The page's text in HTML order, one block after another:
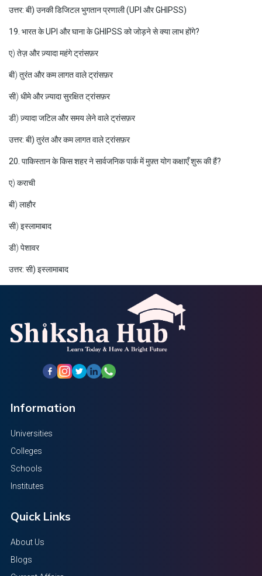
उत्तर: बी) उनकी डिजिटल भुगतान प्रणाली (UPI और GHIPSS)
19. भारत के UPI और घाना के GHIPSS को जोड़ने से क्या लाभ होंगे?
ए) तेज़ और ज़्यादा महंगे ट्रांसफ़र
बी) तुरंत और कम लागत वाले ट्रांसफ़र
सी) धीमे और ज़्यादा सुरक्षित ट्रांसफ़र
डी) ज़्यादा जटिल और समय लेने वाले ट्रांसफ़र
उत्तर: बी) तुरंत और कम लागत वाले ट्रांसफ़र
20. पाकिस्तान के किस शहर ने सार्वजनिक पार्क में मुफ़्त योग कक्षाएँ शुरू की हैं?
ए) कराची
बी) लाहौर
सी) इस्लामाबाद
डी) पेशावर
उत्तर: सी) इस्लामाबाद
Information
Universities
Colleges
Schools
Institutes
Quick Links
About Us
Blogs